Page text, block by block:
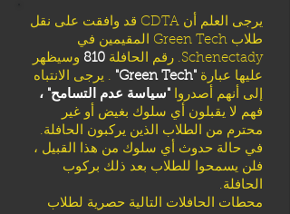
يرجى العلم أن CDTA قد وافقت على نقل
طلاب Green Tech المقيمين في
Schenectady. رقم الحافلة
810 وسيظهر
عليها عبارة "Green Tech"
. يرجى الانتباه
إلى أنهم أصدروا "سياسة عدم التسامح" ،
فهم لا يقبلون أي سلوك بغيض أو غير
محترم من الطلاب الذين يركبون الحافلة.
في حالة حدوث أي سلوك من هذا القبيل ،
فلن يسمحوا للطلاب بعد ذلك بركوب
الحافلة.
محطات الحافلات التالية حصرية لطلاب